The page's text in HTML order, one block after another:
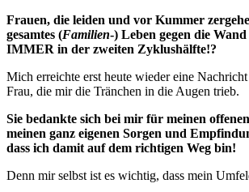
Frauen, die leiden und vor Kummer
gesamtes (Familien-) Leben gegen die
IMMER in der zweiten Zyklushälfte!?
Mich erreichte erst heute wieder eine
Frau, die mir die Tränchen in die Augen trieb.
Sie bedankte sich bei mir für meinen
meinen ganz eigenen Sorgen und
dass ich damit auf dem richtigen Weg bin!
Denn mir selbst ist es wichtig, dass mein